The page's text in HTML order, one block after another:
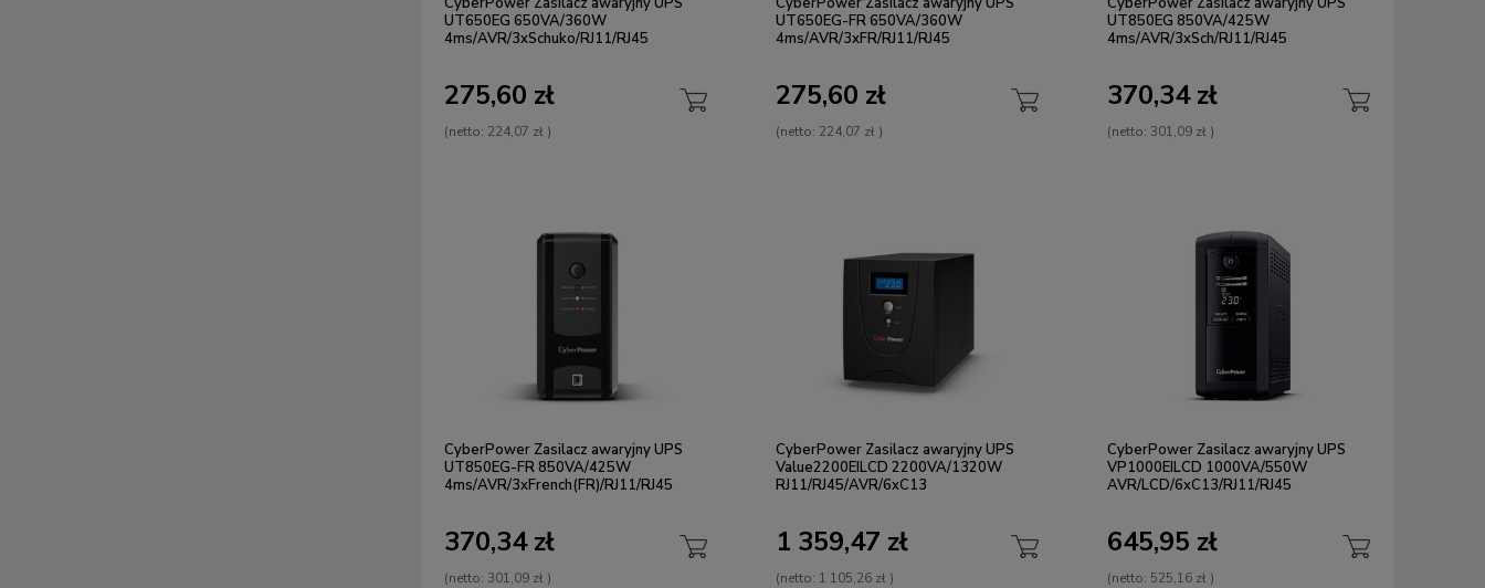
UT650EG 650VA/360W
4ms/AVR/3xSchuko/RJ11/RJ45
275,60 zł
(netto: 224,07 zł )
UT650EG-FR 650VA/360W
4ms/AVR/3xFR/RJ11/RJ45
275,60 zł
(netto: 224,07 zł )
UT850EG 850VA/425W
4ms/AVR/3xSch/RJ11/RJ45
370,34 zł
(netto: 301,09 zł )
CyberPower Zasilacz awaryjny UPS
UT850EG-FR 850VA/425W
4ms/AVR/3xFrench(FR)/RJ11/RJ45
370,34 zł
(netto: 301,09 zł )
CyberPower Zasilacz awaryjny UPS
Value2200EILCD 2200VA/1320W
RJ11/RJ45/AVR/6xC13
1 359,47 zł
(netto: 1 105,26 zł )
CyberPower Zasilacz awaryjny UPS
VP1000EILCD 1000VA/550W
AVR/LCD/6xC13/RJ11/RJ45
645,95 zł
(netto: 525,16 zł )